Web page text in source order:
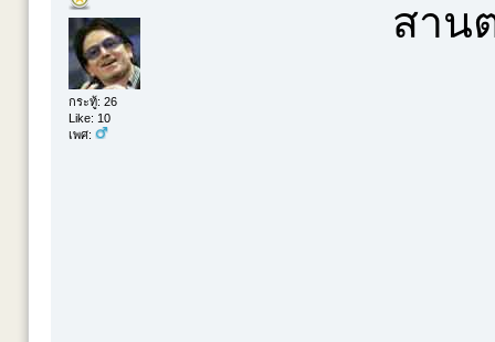
กระทู้: 26
Like: 10
เพศ:
สาน